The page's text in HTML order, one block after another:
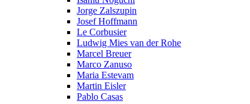
Jorge Zalszupin
Josef Hoffmann
Le Corbusier
Ludwig Mies van der Rohe
Marcel Breuer
Marco Zanuso
Maria Estevam
Martin Eisler
Pablo Casas